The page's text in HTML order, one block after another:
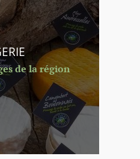
de la région